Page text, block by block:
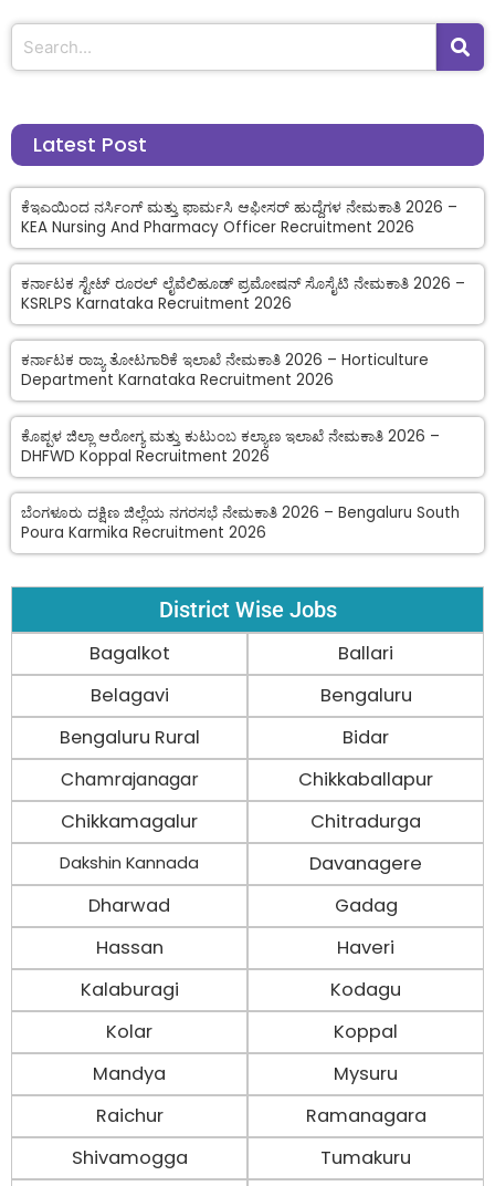
Latest Post
ಕೆಇಎಯಿಂದ ನರ್ಸಿಂಗ್ ಮತ್ತು ಫಾರ್ಮಸಿ ಆಫೀಸರ್ ಹುದ್ದೆಗಳ ನೇಮಕಾತಿ 2026 –
KEA Nursing And Pharmacy Officer Recruitment 2026
ಕರ್ನಾಟಕ ಸ್ಟೇಟ್ ರೂರಲ್ ಲೈವೆಲಿಹೂಡ್ ಪ್ರಮೋಷನ್ ಸೊಸೈಟಿ ನೇಮಕಾತಿ 2026 –
KSRLPS Karnataka Recruitment 2026
ಕರ್ನಾಟಕ ರಾಜ್ಯ ತೋಟಗಾರಿಕೆ ಇಲಾಖೆ ನೇಮಕಾತಿ 2026 – Horticulture
Department Karnataka Recruitment 2026
ಕೊಪ್ಪಳ ಜಿಲ್ಲಾ ಆರೋಗ್ಯ ಮತ್ತು ಕುಟುಂಬ ಕಲ್ಯಾಣ ಇಲಾಖೆ ನೇಮಕಾತಿ 2026 –
DHFWD Koppal Recruitment 2026
ಬೆಂಗಳೂರು ದಕ್ಷಿಣ ಜಿಲ್ಲೆಯ ನಗರಸಭೆ ನೇಮಕಾತಿ 2026 – Bengaluru South
Poura Karmika Recruitment 2026
District Wise Jobs
Bagalkot
Ballari
Belagavi
Bengaluru
Bengaluru Rural
Bidar
Chamrajanagar
Chikkaballapur
Chikkamagalur
Chitradurga
Dakshin Kannada
Davanagere
Dharwad
Gadag
Hassan
Haveri
Kalaburagi
Kodagu
Kolar
Koppal
Mandya
Mysuru
Raichur
Ramanagara
Shivamogga
Tumakuru